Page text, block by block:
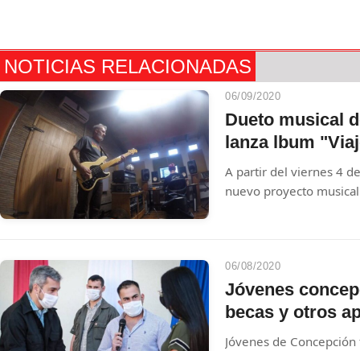
NOTICIAS RELACIONADAS
06/09/2020
Dueto musical
lanza lbum
A partir del viernes 4
nuevo proyecto
06/08/2020
Jóvenes
becas y otros
Jóvenes de